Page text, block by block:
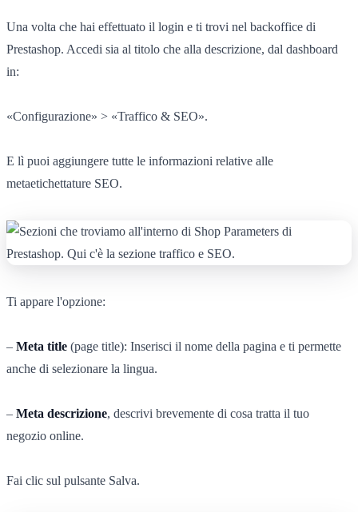
Una volta che hai effettuato il login e ti trovi nel backoffice di
Prestashop. Accedi sia al titolo che alla descrizione, dal dashboard
in:
«Configurazione» > «Traffico & SEO».
E lì puoi aggiungere tutte le informazioni relative alle
metaetichettature SEO.
Ti appare l'opzione:
– Meta title (page title): Inserisci il nome della pagina e ti permette
anche di selezionare la lingua.
– Meta descrizione, descrivi brevemente di cosa tratta il tuo
negozio online.
Fai clic sul pulsante Salva.